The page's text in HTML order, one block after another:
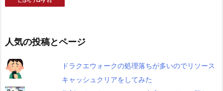
人気の投稿とページ
ドラクエウォークの処理落ちが多いのでリソース
キャッシュクリアをしてみた